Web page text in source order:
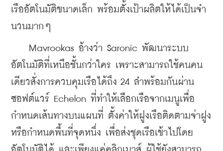
เรืออัตโนมัติขนาดเล็ก พร้อมตั้งเป้าผลิตให้ได้เป็นจำ
นวนมากๆ
Mavrookas อ้างว่า Saronic พัฒนาระบบ
อัตโนมัติที่เหนือชั้นกว่าใคร เพราะสามารถใช้คนคน
เดียวสั่งการควบคุมเรือได้ถึง 24 ลำพร้อมกันผ่าน
ซอฟต์แวร์ Echelon ที่ทำให้เลือกเรือจากเมนูเพื่อ
กำหนดเส้นทางบนแผนที่ ตั้งค่าให้ฝูงเรือติดตามจ่าฝูง
หรือกำหนดพื้นที่จุดหนึ่ง เพื่อส่งชุดเรือเข้าไปโดย